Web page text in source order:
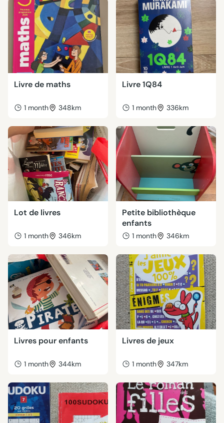
Livre de maths
1 month 348km
Livre 1Q84
1 month 336km
Lot de livres
1 month 346km
Petite bibliothèque
enfants
1 month 346km
Livres pour enfants
1 month 344km
Livres de jeux
1 month 347km